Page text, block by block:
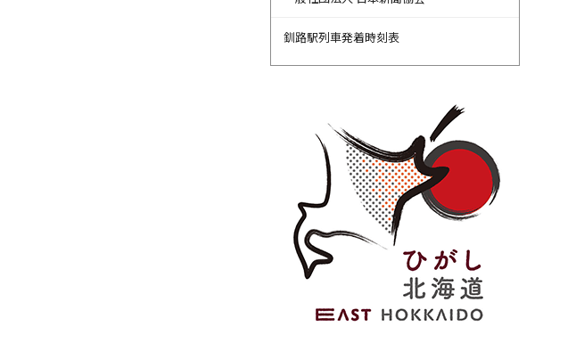
釧路駅列車発着時刻表